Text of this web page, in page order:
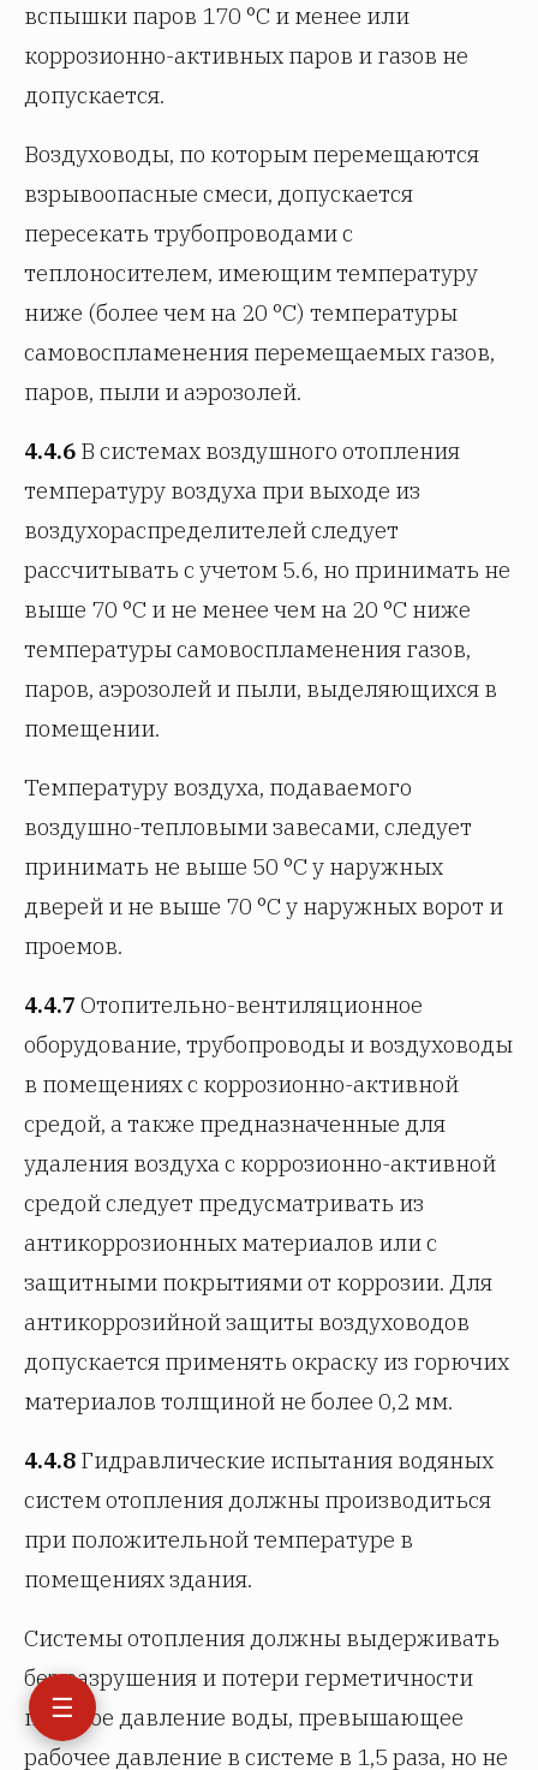
☰
вспышки паров 170 °C и менее или
коррозионно-активных паров и газов не
допускается.
Воздуховоды, по которым перемещаются
взрывоопасные смеси, допускается
пересекать трубопроводами с
теплоносителем, имеющим температуру
ниже (более чем на 20 °C) температуры
самовоспламенения перемещаемых газов,
паров, пыли и аэрозолей.
4.4.6 В системах воздушного отопления
температуру воздуха при выходе из
воздухораспределителей следует
рассчитывать с учетом 5.6, но принимать не
выше 70 °C и не менее чем на 20 °C ниже
температуры самовоспламенения газов,
паров, аэрозолей и пыли, выделяющихся в
помещении.
Температуру воздуха, подаваемого
воздушно-тепловыми завесами, следует
принимать не выше 50 °C у наружных
дверей и не выше 70 °C у наружных ворот и
проемов.
4.4.7 Отопительно-вентиляционное
оборудование, трубопроводы и воздуховоды
в помещениях с коррозионно-активной
средой, а также предназначенные для
удаления воздуха с коррозионно-активной
средой следует предусматривать из
антикоррозионных материалов или с
защитными покрытиями от коррозии. Для
антикоррозийной защиты воздуховодов
допускается применять окраску из горючих
материалов толщиной не более 0,2 мм.
4.4.8 Гидравлические испытания водяных
систем отопления должны производиться
при положительной температуре в
помещениях здания.
Системы отопления должны выдерживать
без разрушения и потери герметичности
пробное давление воды, превышающее
рабочее давление в системе в 1,5 раза, но не